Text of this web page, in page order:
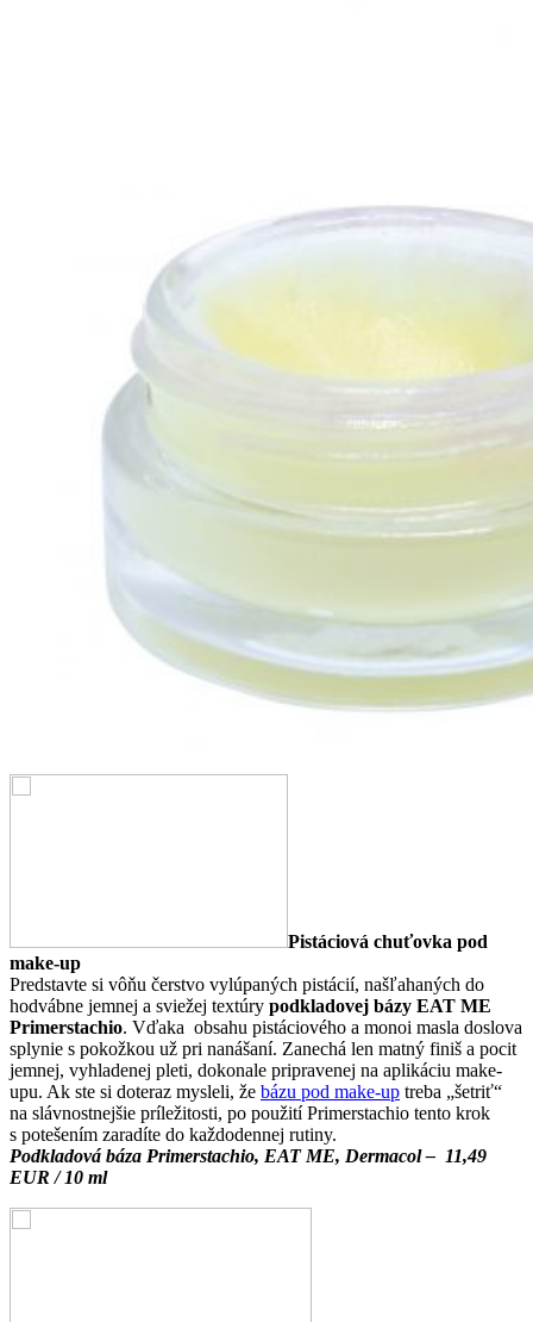
Pistáciová chuťovka pod
make-up
Predstavte si vôňu čerstvo vylúpaných pistácií, našľahaných do
hodvábne jemnej a sviežej textúry podkladovej bázy EAT ME
Primerstachio. Vďaka obsahu pistáciového a monoi masla doslova
splynie s pokožkou už pri nanášaní. Zanechá len matný finiš a pocit
jemnej, vyhladenej pleti, dokonale pripravenej na aplikáciu make-
upu. Ak ste si doteraz mysleli, že bázu pod make-up treba „šetriť“
na slávnostnejšie príležitosti, po použití Primerstachio tento krok
s potešením zaradíte do každodennej rutiny.
Podkladová báza Primerstachio, EAT ME, Dermacol – 11,49
EUR / 10 ml